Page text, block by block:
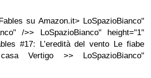
su Amazon.it> LoSpazioBianco"
/>> LoSpazioBianco" height="1"
#17: L’eredità del vento Le fiabe
Vertigo >> LoSpazioBianco"